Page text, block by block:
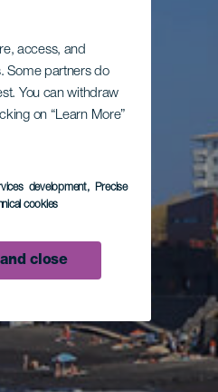
access, and
Some partners do
You can withdraw
on “Learn More”
development, Precise
cookies
close